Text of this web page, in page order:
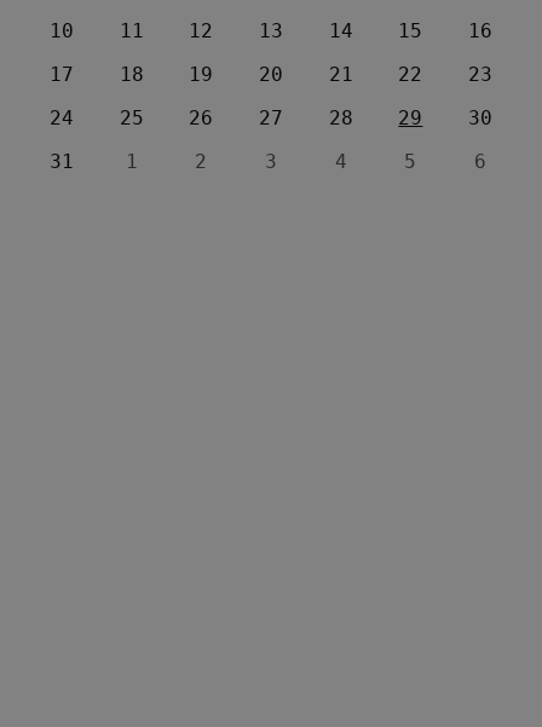
10
11 12 13 14 15
16
17
18 19 20 21 22
23
24
25 26 27 28 29
30
31
1 2 3 4 5 6